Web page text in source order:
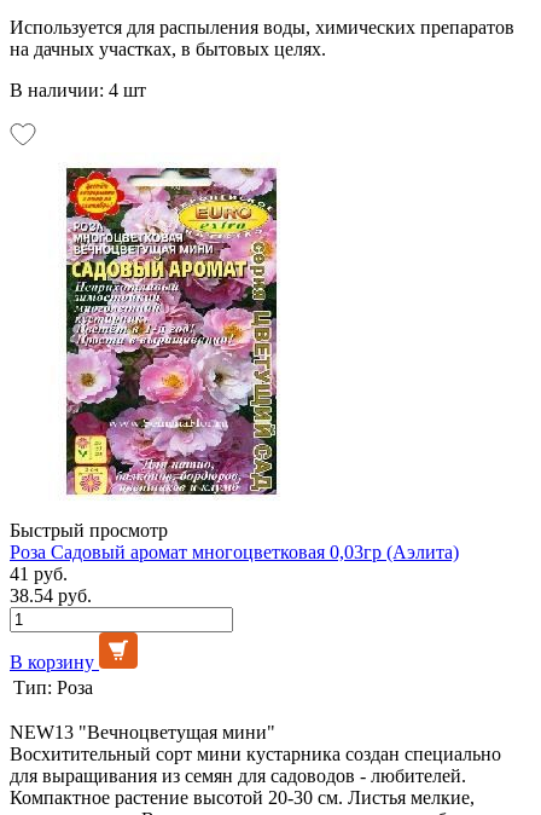
Используется для распыления воды, химических препаратов
на дачных участках, в бытовых целях.
В наличии: 4 шт
Быстрый просмотр
Роза Садовый аромат многоцветковая 0,03гр (Аэлита)
41 руб.
38.54 руб.
В корзину
Тип: Роза
NEW13 "Вечноцветущая мини"
Восхитительный сорт мини кустарника создан специально
для выращивания из семян для садоводов - любителей.
Компактное растение высотой 20-30 см. Листья мелкие,